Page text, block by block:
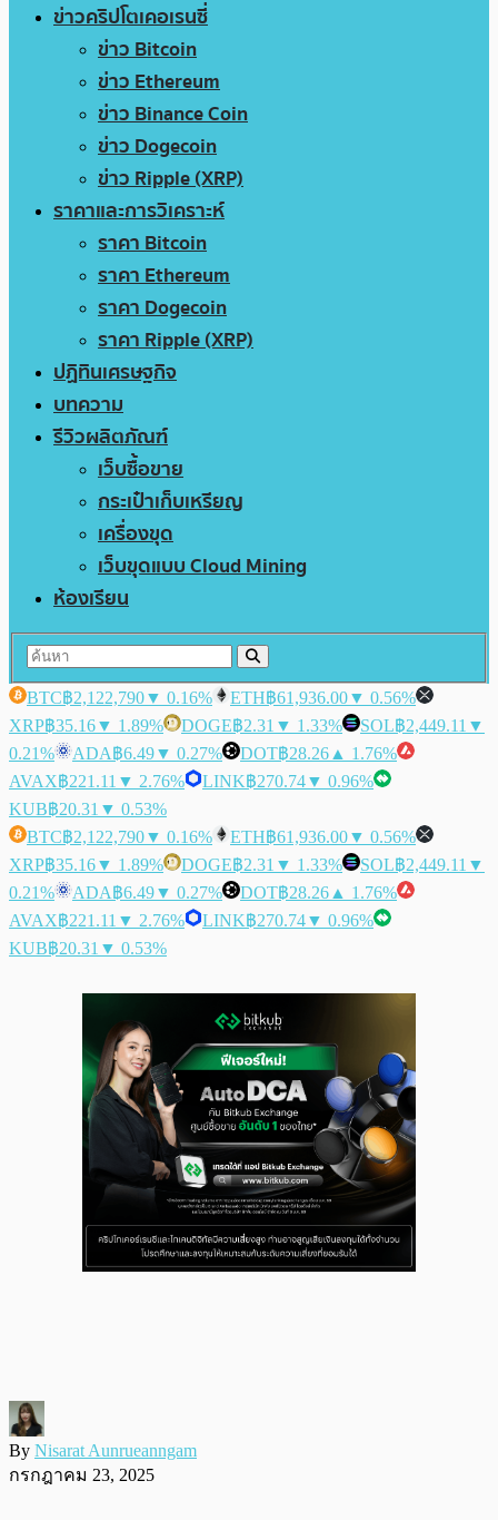
ข่าวคริปโตเคอเรนซี่
ข่าว Bitcoin
ข่าว Ethereum
ข่าว Binance Coin
ข่าว Dogecoin
ข่าว Ripple (XRP)
ราคาและการวิเคราะห์
ราคา Bitcoin
ราคา Ethereum
ราคา Dogecoin
ราคา Ripple (XRP)
ปฏิทินเศรษฐกิจ
บทความ
รีวิวผลิตภัณฑ์
เว็บซื้อขาย
กระเป๋าเก็บเหรียญ
เครื่องขุด
เว็บขุดแบบ Cloud Mining
ห้องเรียน
BTC฿2,122,790▼ 0.16% ETH฿61,936.00▼ 0.56%
XRP฿35.16▼ 1.89% DOGE฿2.31 ▼ 1.33% SOL฿2,449.11 ▼
0.21%
ADA฿6.49▼ 0.27% DOT฿28.26 ▲ 1.76%
AVAX฿221.11 ▼ 2.76% LINK฿270.74▼ 0.96%
KUB฿20.31 ▼ 0.53%
BTC฿2,122,790▼ 0.16% ETH฿61,936.00▼ 0.56%
XRP฿35.16▼ 1.89% DOGE฿2.31 ▼ 1.33% SOL฿2,449.11 ▼
0.21%
ADA฿6.49▼ 0.27% DOT฿28.26 ▲ 1.76%
AVAX฿221.11 ▼ 2.76% LINK฿270.74▼ 0.96%
KUB฿20.31 ▼ 0.53%
By Nisarat Aunrueanngam
กรกฎาคม 23, 2025